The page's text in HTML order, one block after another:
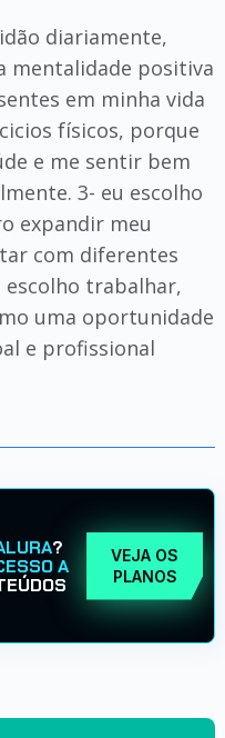
diariamente,
mentalidade positiva
em minha vida
físicos, porque
e me sentir bem
3- eu escolho
expandir meu
com diferentes
escolho trabalhar,
uma oportunidade
e profissional
?
A
VEJA OS
PLANOS